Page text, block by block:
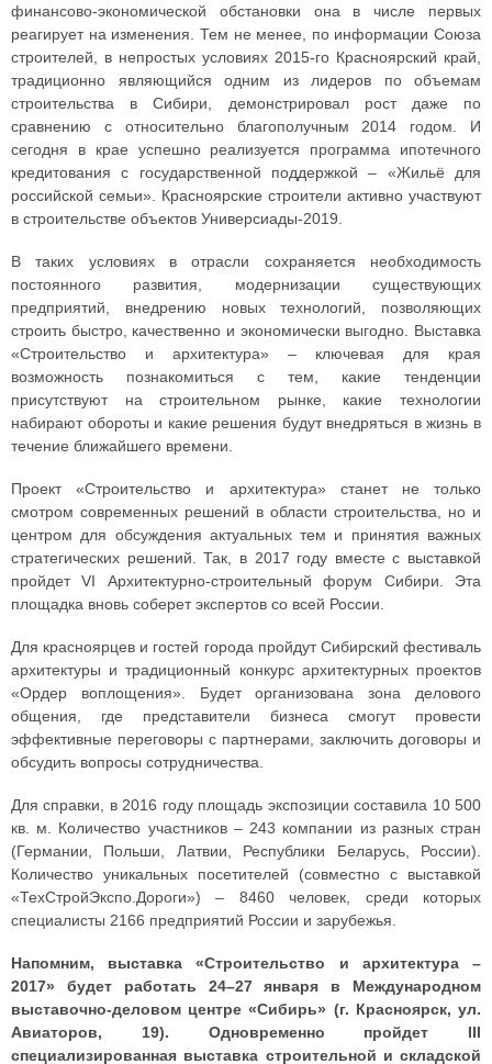
финансово-экономической обстановки она в числе первых
реагирует на изменения. Тем не менее, по информации Союза
строителей, в непростых условиях 2015-го Красноярский край,
традиционно являющийся одним из лидеров по объемам
строительства в Сибири, демонстрировал рост даже по
сравнению с относительно благополучным 2014 годом. И
сегодня в крае успешно реализуется программа ипотечного
кредитования с государственной поддержкой – «Жильё для
российской семьи». Красноярские строители активно участвуют
в строительстве объектов Универсиады-2019.
В таких условиях в отрасли сохраняется необходимость
постоянного развития, модернизации существующих
предприятий, внедрению новых технологий, позволяющих
строить быстро, качественно и экономически выгодно. Выставка
«Строительство и архитектура» – ключевая для края
возможность познакомиться с тем, какие тенденции
присутствуют на строительном рынке, какие технологии
набирают обороты и какие решения будут внедряться в жизнь в
течение ближайшего времени.
Проект «Строительство и архитектура» станет не только
смотром современных решений в области строительства, но и
центром для обсуждения актуальных тем и принятия важных
стратегических решений. Так, в 2017 году вместе с выставкой
пройдет VI Архитектурно-строительный форум Сибири. Эта
площадка вновь соберет экспертов со всей России.
Для красноярцев и гостей города пройдут Сибирский фестиваль
архитектуры и традиционный конкурс архитектурных проектов
«Ордер воплощения». Будет организована зона делового
общения, где представители бизнеса смогут провести
эффективные переговоры с партнерами, заключить договоры и
обсудить вопросы сотрудничества.
Для справки, в 2016 году площадь экспозиции составила 10 500
кв. м. Количество участников – 243 компании из разных стран
(Германии, Польши, Латвии, Республики Беларусь, России).
Количество уникальных посетителей (совместно с выставкой
«ТехСтройЭкспо.Дороги») – 8460 человек, среди которых
специалисты 2166 предприятий России и зарубежья.
Напомним, выставка «Строительство и архитектура –
2017» будет работать 24–27 января в Международном
выставочно-деловом центре «Сибирь» (г. Красноярск, ул.
Авиаторов, 19). Одновременно пройдет III
специализированная выставка строительной и складской